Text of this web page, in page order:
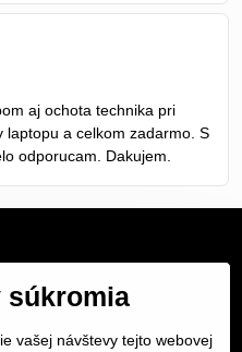
aj ochota technika pri
laptopu a celkom zadarmo. S
odporucam. Dakujem.
súkromia
vašej návštevy tejto webovej